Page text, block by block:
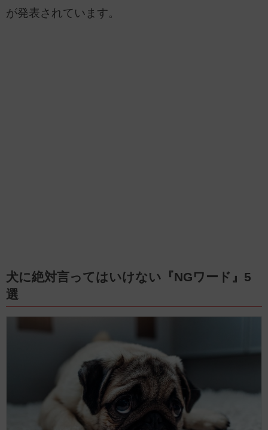
が発表されています。
犬に絶対言ってはいけない『NGワード』5
選